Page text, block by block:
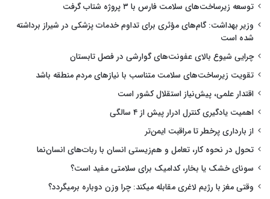
توسعه زیرساخت‌های سلامت فارس با ۳ پروژه شتاب گرفت
وزیر بهداشت: گام‌های مؤثری برای تداوم خدمات پزشکی در شیراز برداشته
شده است
چرایی شیوع بالای عفونت‌های گوارشی در فصل تابستان
تقویت زیرساخت‌های سلامت متناسب با نیازهای مردم منطقه باشد
اقتدار علمی، پیش‌نیاز استقلال کشور است
اهمیت یادگیری کنترل ادرار پیش از ۴ سالگی
از بارداری پرخطر تا مراقبت ایمن‌تر
تحول در نحوه کار، تعامل و هم‌زیستی انسان با ربات‌های انسان‌نما
سونای خشک یا بخار، کدامیک برای سلامتی مفید است؟
وقتی مغز با رژیم لاغری مقابله میکند: چرا وزن دوباره برمیگردد؟